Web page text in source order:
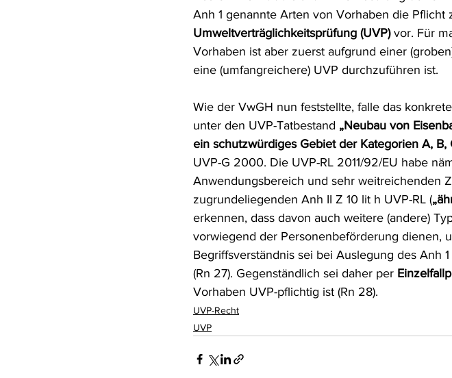
Verfahrensrecht Vergaberecht Verkehr- und
Wasserrecht RDU Umwelt-Ausgabe Erdgas
Anh 1 genannte Arten von Vorhaben die
Umweltverträglichkeitsprüfung (UVP) vor. Für
Vorhaben ist aber zuerst aufgrund einer
eine (umfangreichere) UVP durchzuführen ist.
Wie der VwGH nun feststellte, falle das
unter den UVP-Tatbestand „Neubau von
ein schutzwürdiges Gebiet der Kategorien A, B,
UVP-G 2000. Die UVP-RL 2011/92/EU habe
Anwendungsbereich und sehr weitreichenden
zugrundeliegenden Anh II Z 10 lit h UVP-RL (
erkennen, dass davon auch weitere (andere)
vorwiegend der Personenbeförderung dienen,
Begriffsverständnis sei bei Auslegung des Anh
(Rn 27). Gegenständlich sei daher per
Vorhaben UVP-pflichtig ist (Rn 28).
UVP-Recht
UVP